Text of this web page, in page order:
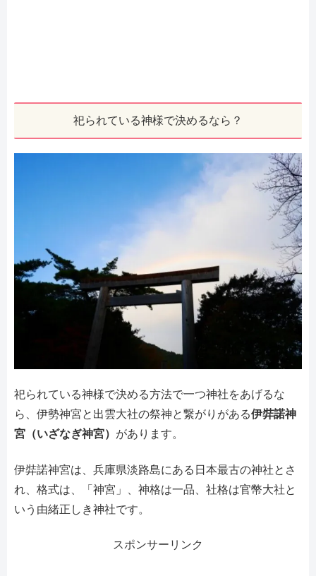
祀られている神様で決めるなら？
祀られている神様で決める方法で一つ神社をあげるな
ら、伊勢神宮と出雲大社の祭神と繋がりがある伊弉諾神
宮（いざなぎ神宮） があります。
伊弉諾神宮は、兵庫県淡路島にある日本最古の神社とさ
れ、格式は、「神宮」、神格は一品、社格は官幣大社と
いう由緒正しき神社です。
スポンサーリンク